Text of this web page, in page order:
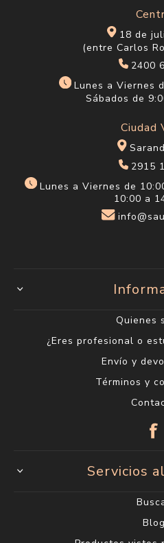
18 de
(entre Carlos
2400
Lunes a Viernes
Sábados de
Ciudad
2915
Lunes a Viernes de
10:00 a
Quienes
¿Eres profesional o
Envío y
Términos y
Servicios
Blog